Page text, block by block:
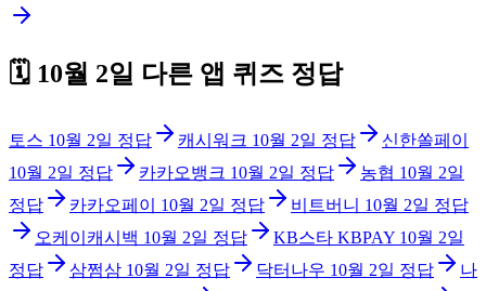
🗓️ 10월 2일 다른 앱 퀴즈 정답
토스 10월 2일 정답 캐시워크 10월 2일 정답
신한쏠페이
10월 2일 정답 카카오뱅크 10월 2일 정답 농협 10월 2일
정답
카카오페이 10월 2일 정답 비트버니 10월 2일 정답
오케이캐시백 10월 2일 정답 KB스타 KBPAY 10월 2일
정답
삼쩜삼 10월 2일 정답 닥터나우 10월 2일 정답
나